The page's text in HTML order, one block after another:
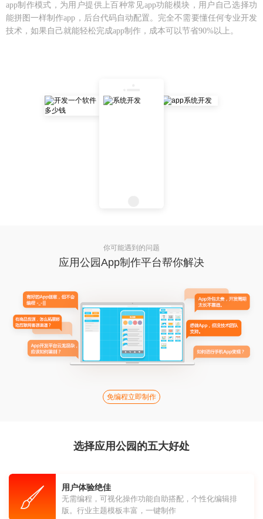
app制作模式，为用户提供上百种常见app功能模块，用户自己选择功
能拼图一样制作app，后台代码自动配置。完全不需要懂任何专业开发
技术，如果自己就能轻松完成app制作，成本可以节省90%以上。
你可能遇到的问题
应用公园App制作平台帮你解决
免编程立即制作
选择应用公园的五大好处
用户体验绝佳
无需编程，可视化操作功能自助搭配，个性化编辑排
版。行业主题模板丰富，一键制作